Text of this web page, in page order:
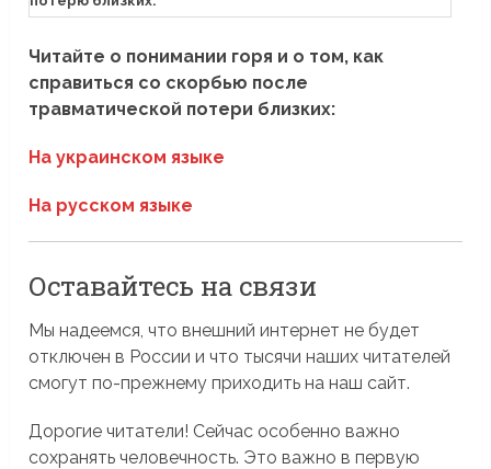
Читайте о понимании горя и о том, как
справиться со скорбью после
травматической потери близких:
На украинском языке
На русском языке
Оставайтесь на связи
Мы надеемся, что внешний интернет не будет
отключен в России и что тысячи наших читателей
смогут по-прежнему приходить на наш сайт.
Дорогие читатели! Сейчас особенно важно
сохранять человечность. Это важно в первую